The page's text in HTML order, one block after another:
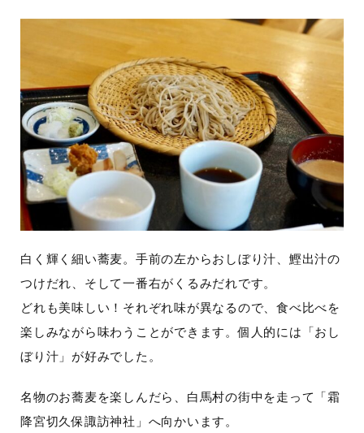
白く輝く細い蕎麦。手前の左からおしぼり汁、鰹出汁の
つけだれ、そして一番右がくるみだれです。
どれも美味しい！それぞれ味が異なるので、食べ比べを
楽しみながら味わうことができます。個人的には「おし
ぼり汁」が好みでした。
名物のお蕎麦を楽しんだら、白馬村の街中を走って「霜
降宮切久保諏訪神社」へ向かいます。